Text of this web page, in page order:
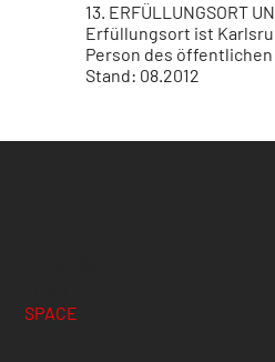
13. ERFÜLLUNGSORT
Erfüllungsort ist
Person des
Stand: 08.2012
SPACE